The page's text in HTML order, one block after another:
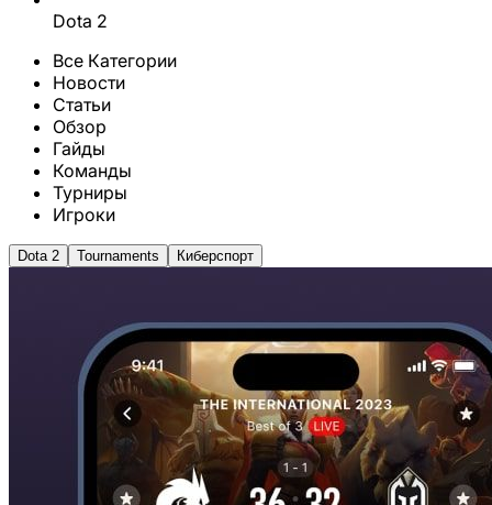
Dota 2
Все Категории
Новости
Статьи
Обзор
Гайды
Команды
Турниры
Игроки
Dota 2 Tournaments Киберспорт